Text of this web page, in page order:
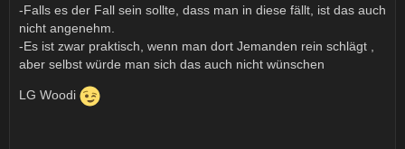
-Falls es der Fall sein sollte, dass man in diese fällt, ist das auch
nicht angenehm.
-Es ist zwar praktisch, wenn man dort Jemanden rein schlägt ,
aber selbst würde man sich das auch nicht wünschen
LG Woodi